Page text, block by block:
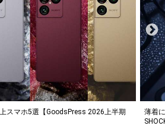
スマホ5選【GoodsPress 2026上半期
薄着